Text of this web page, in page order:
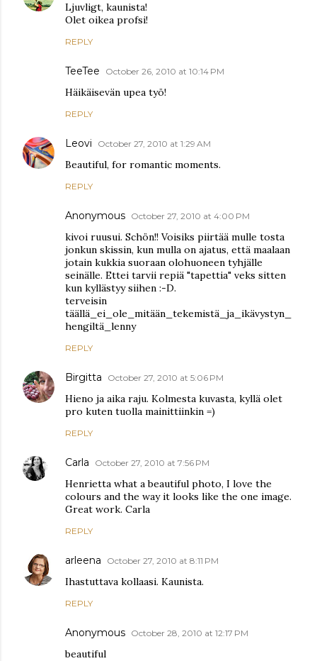
Ljuvligt, kaunista!
Olet oikea profsi!
REPLY
TeeTee October 26, 2010 at 10:14 PM
Häikäisevän upea työ!
REPLY
Leovi October 27, 2010 at 1:29 AM
Beautiful, for romantic moments.
REPLY
Anonymous October 27, 2010 at 4:00 PM
kivoi ruusui. Schön!! Voisiks piirtää mulle tosta
jonkun skissin, kun mulla on ajatus, että maalaan
jotain kukkia suoraan olohuoneen tyhjälle
seinälle. Ettei tarvii repiä "tapettia" veks sitten
kun kyllästyy siihen :-D.
terveisin
täällä_ei_ole_mitään_tekemistä_ja_ikävystyn_
hengiltä_lenny
REPLY
Birgitta October 27, 2010 at 5:06 PM
Hieno ja aika raju. Kolmesta kuvasta, kyllä olet
pro kuten tuolla mainittiinkin =)
REPLY
Carla October 27, 2010 at 7:56 PM
Henrietta what a beautiful photo, I love the
colours and the way it looks like the one image.
Great work. Carla
REPLY
arleena October 27, 2010 at 8:11 PM
Ihastuttava kollaasi. Kaunista.
REPLY
Anonymous October 28, 2010 at 12:17 PM
beautiful